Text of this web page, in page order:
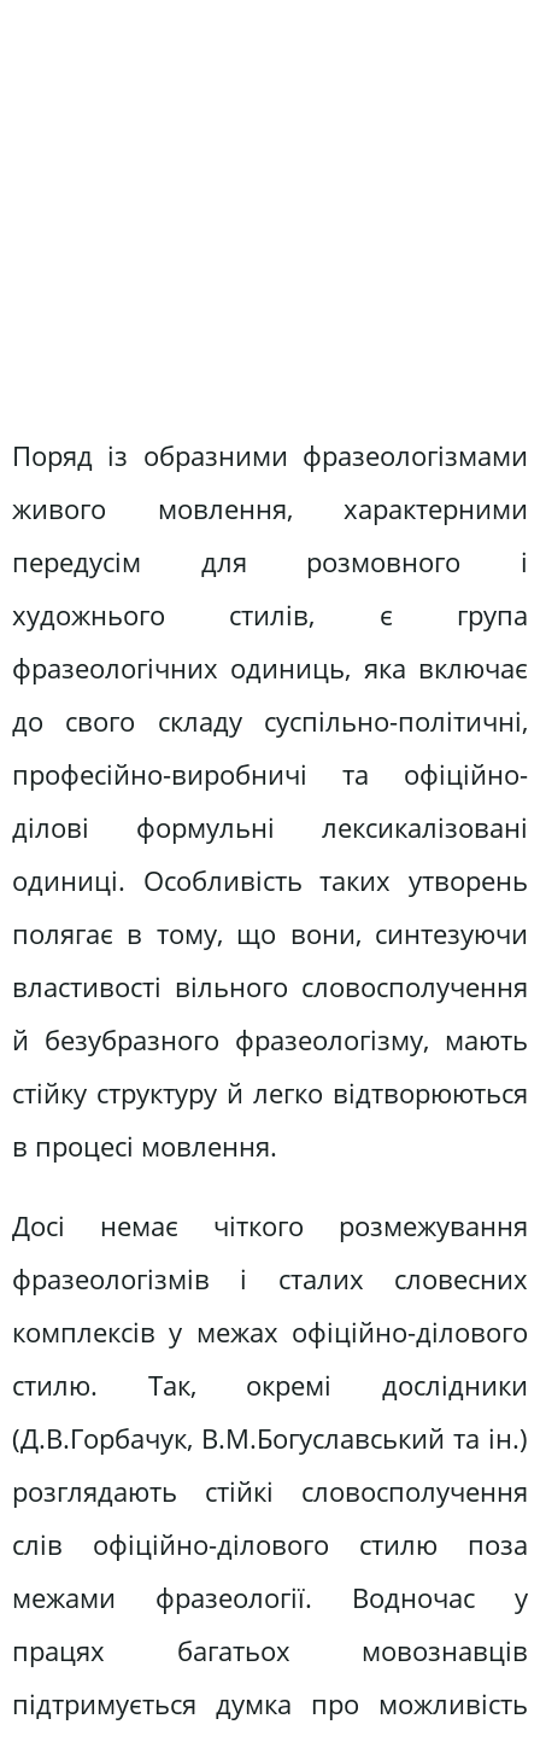
Поряд із образними фразеологізмами
живого мовлення, характерними
передусім для розмовного і
художнього стилів, є група
фразеологічних одиниць, яка включає
до свого складу суспільно-політичні,
професійно-виробничі та офіційно-
ділові формульні лексикалізовані
одиниці. Особливість таких утворень
полягає в тому, що вони, синтезуючи
властивості вільного словосполучення
й безубразного фразеологізму, мають
стійку структуру й легко відтворюються
в процесі мовлення.
Досі немає чіткого розмежування
фразеологізмів і сталих словесних
комплексів у межах офіційно-ділового
стилю. Так, окремі дослідники
(Д.В.Горбачук, В.М.Богуславський та ін.)
розглядають стійкі словосполучення
слів офіційно-ділового стилю поза
межами фразеології. Водночас у
працях багатьох мовознавців
підтримується думка про можливість